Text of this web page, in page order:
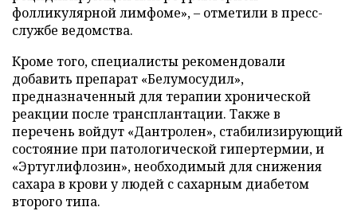
фолликулярной лимфоме», – отметили в пресс-
службе ведомства.
Кроме того, специалисты рекомендовали
добавить препарат «Белумосудил»,
предназначенный для терапии хронической
реакции после трансплантации. Также в
перечень войдут «Дантролен», стабилизирующий
состояние при патологической гипертермии, и
«Эртуглифлозин», необходимый для снижения
сахара в крови у людей с сахарным диабетом
второго типа.